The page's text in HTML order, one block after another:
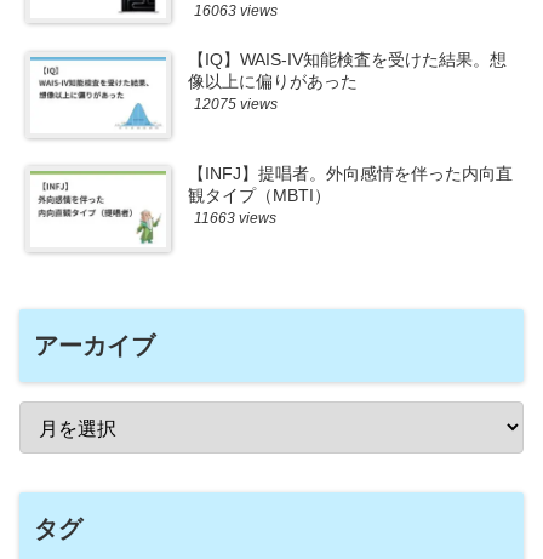
16063 views
【IQ】WAIS-IV知能検査を受けた結果。想
像以上に偏りがあった
12075 views
【INFJ】提唱者。外向感情を伴った内向直
観タイプ（MBTI）
11663 views
アーカイブ
タグ